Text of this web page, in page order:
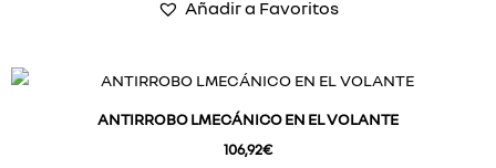
Añadir a Favoritos
ANTIRROBO LMECÁNICO EN EL VOLANTE
106,92€